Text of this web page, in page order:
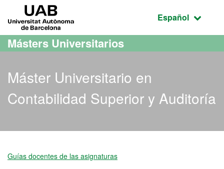
Acceso al contenido principal
Acceso a la navegación de la página
Idioma
Español
Másters Universitarios
Máster Universitario en
Contabilidad Superior y Auditoría
Máster Oficial -
Guías docentes de las asignaturas